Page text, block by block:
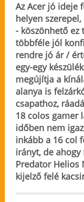
Az Acer jó ideje
helyen
- köszönhető ez
többféle jól
rendre jó ár /
egy-egy
megújítja a
alanya is
csapathoz,
18 colos gamer
időben nem
inkább a 16 col
irányt, de ahogy
Predator Helios
kijelző felé